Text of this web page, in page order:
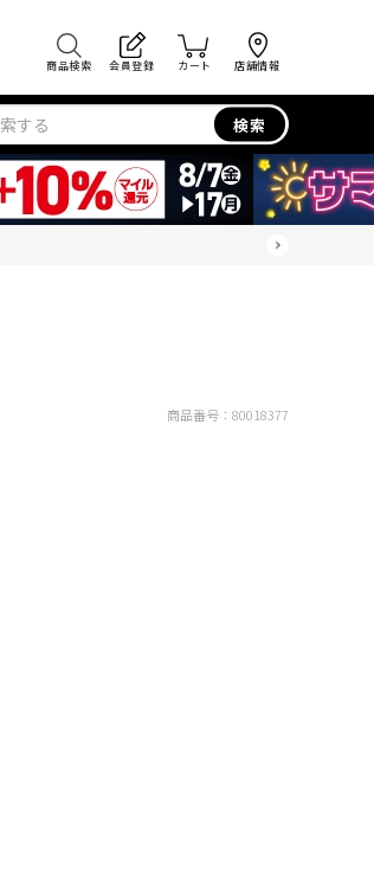
商品検索 会員登録 カート 店舗情報
検索
商品番号： 80018377